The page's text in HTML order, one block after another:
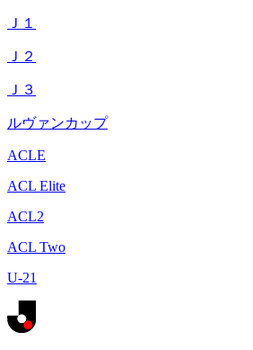
Ｊ１
Ｊ２
Ｊ３
ルヴァンカップ
ACLE
ACL Elite
ACL2
ACL Two
U-21